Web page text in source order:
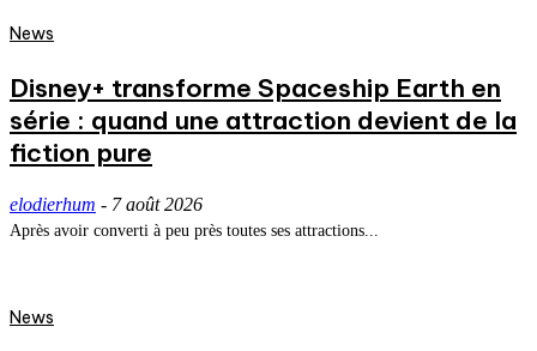
News
Disney+ transforme Spaceship Earth en
série : quand une attraction devient de la
fiction pure
elodierhum - 7 août 2026
Après avoir converti à peu près toutes ses attractions...
News